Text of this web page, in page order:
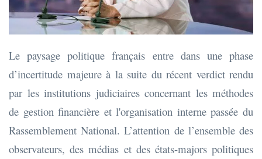
Le paysage politique français entre dans une phase
d’incertitude majeure à la suite du récent verdict rendu
par les institutions judiciaires concernant les méthodes
de gestion financière et l'organisation interne passée du
Rassemblement National. L’attention de l’ensemble des
observateurs, des médias et des états-majors politiques